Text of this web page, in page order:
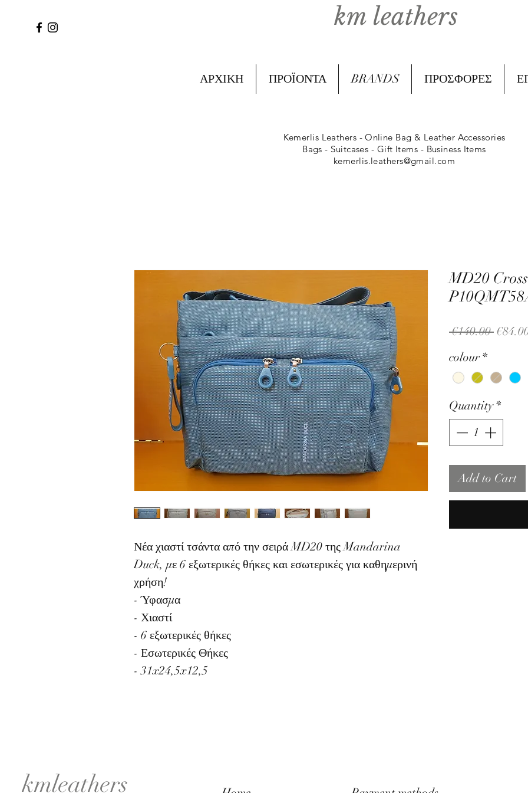
km leathers
ΑΡΧΙΚΗ ΠΡΟΪΟΝΤΑ BRANDS ΠΡΟΣΦΟΡΕΣ
Kemerlis Leathers - Online Bag & Leather Accessories
Bags - Suitcases - Gift Items - Business Items
kemerlis.leathers@gmail.com
Νέα χιαστί τσάντα από την σειρά MD20 της Mandarina
Duck, με 6 εξωτερικές θήκες και εσωτερικές για καθημερινή
χρήση!
- Ύφασμα
- Χιαστί
- 6 εξωτερικές θήκες
- Εσωτερικές Θήκες
- 31x24,5x12,5
MD20
€140.00
colour *
Quantity *
Add to Cart
kmleathers